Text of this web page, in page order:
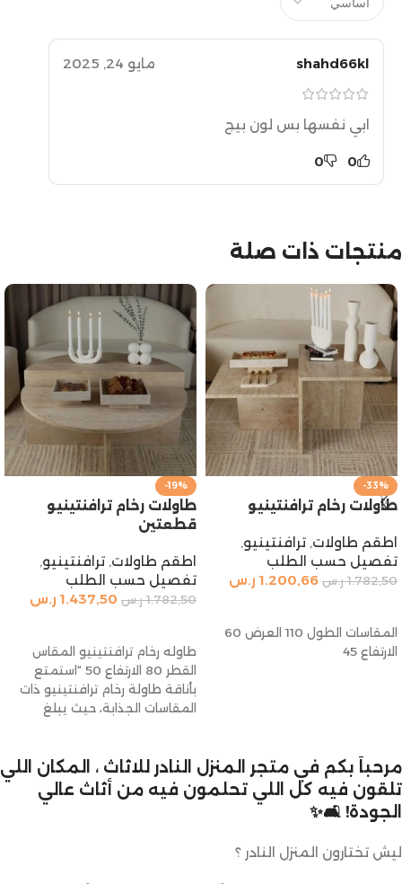
shahd66kl مايو 24, 2025
ابي نفسها بس لون بيج
0
0
منتجات ذات صلة
-33%
طاولات رخام ترافنتينيو
اطقم طاولات, ترافنتينيو,
تفصيل حسب الطلب
1.782,50 ر.س 1.200,66 ر.س
المقاسات الطول 110 العرض 60
الارتفاع 45
-19%
طاولات رخام ترافنتينيو
قطعتين
اطقم طاولات, ترافنتينيو,
تفصيل حسب الطلب
1.782,50 ر.س 1.437,50 ر.س
طاوله رخام ترافنتينيو المقاس
القطر 80 الارتفاع 50 “استمتع
بأناقة طاولة رخام ترافنتينيو ذات
المقاسات الجذابة، حيث يبلغ
مرحباً بكم في متجر المنزل النادر للاثاث ، المكان اللي
تلقون فيه كل اللي تحلمون فيه من أثاث عالي
الجودة! 🛋️✨
ليش تختارون المنزل النادر ؟